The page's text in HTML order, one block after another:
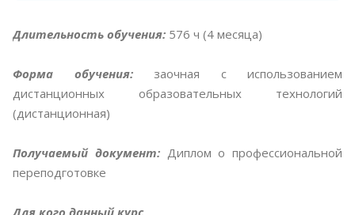
Длительность обучения: 576 ч (4 месяца)
Форма обучения:заочная с использованием
дистанционных образовательных технологий
(дистанционная)
Получаемый документ:Диплом о профессиональной
переподготовке
Для кого данный курс